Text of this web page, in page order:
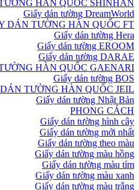
HÀN QUỐC SHINHAN
Giấy dán tường DreamWorld
DÁN TƯỜNG HÀN QUỐC FT
Giấy dán tường Hera
Giấy dán tường EROOM
Giấy dán tường DARAE
HÀN QUỐC GAENARI
Giấy dán tường BOS
TƯỜNG HÀN QUỐC JEIL
Giấy dán tường Nhật Bản
PHONG CÁCH
Giấy dán tường hình cây
Giấy dán tường mới nhất
Giấy dán tường theo màu
Giấy dán tường màu hồng
Giấy dán tường màu tím
Giấy dán tường màu xanh
Giấy dán tường màu trắng